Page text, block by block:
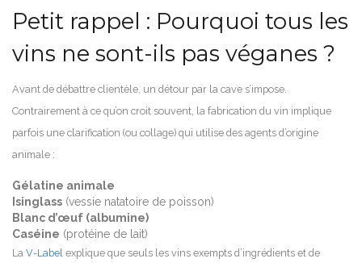
Petit rappel : Pourquoi tous les
vins ne sont-ils pas véganes ?
Avant de débattre clientèle, un détour par la cave s’impose.
Contrairement à ce qu’on croit souvent, la fabrication du vin implique
parfois une clarification (ou collage) qui utilise des agents d’origine
animale :
Gélatine animale
Isinglass (vessie natatoire de poisson)
Blanc d’œuf (albumine)
Caséine (protéine de lait)
La V-Label explique que seuls les vins exempts d’ingrédients et de